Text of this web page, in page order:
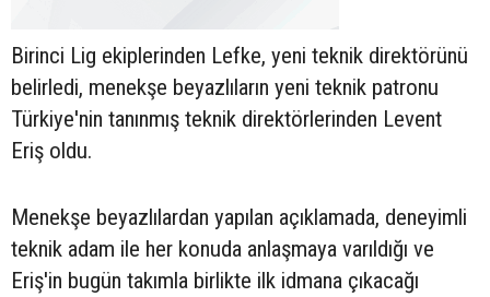
Birinci Lig ekiplerinden Lefke, yeni teknik direktörünü
belirledi, menekşe beyazlıların yeni teknik patronu
Türkiye'nin tanınmış teknik direktörlerinden Levent
Eriş oldu.
Menekşe beyazlılardan yapılan açıklamada, deneyimli
teknik adam ile her konuda anlaşmaya varıldığı ve
Eriş'in bugün takımla birlikte ilk idmana çıkacağı